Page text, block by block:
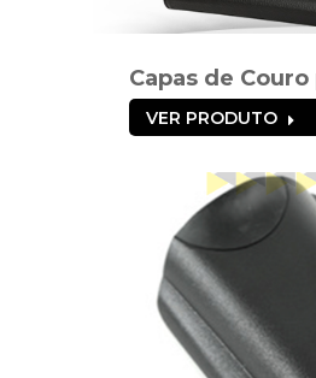
Capas de
VER PRODUTO